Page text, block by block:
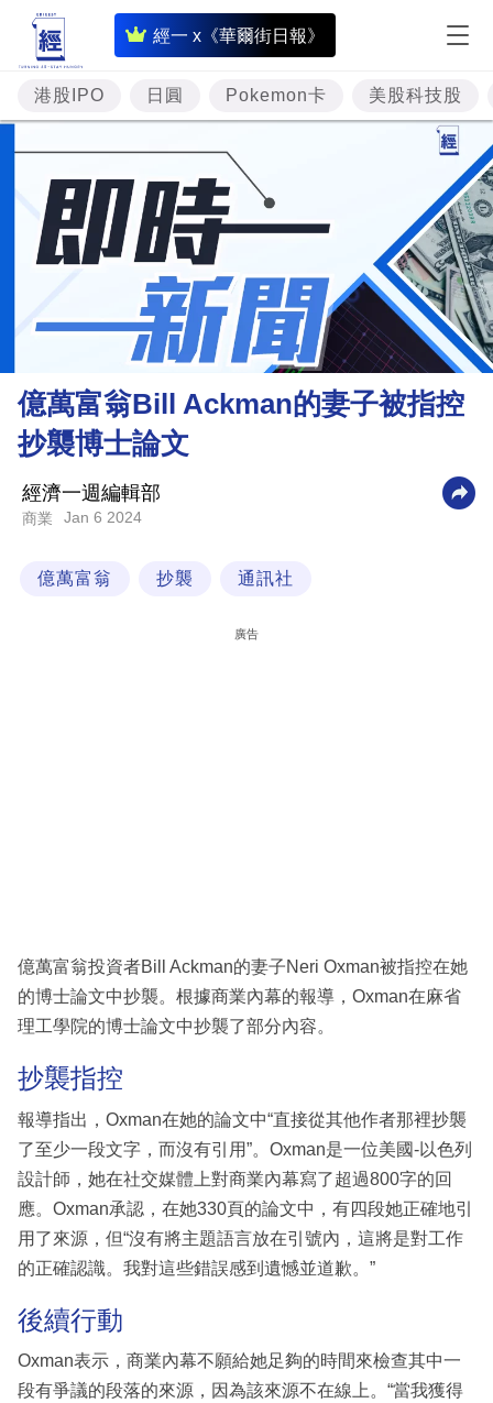
經一 x《華爾街日報》
即
時
財
經
專
題
投
資
樓
市
財
商
業
科
區
港股IPO 日圓 Pokemon卡 美股科技股
億萬富翁Bill Ackman的妻子被指控
抄襲博士論文
經濟一週編輯部
商業 Jan 6 2024
億萬富翁 抄襲 通訊社
廣告
億萬富翁投資者Bill Ackman的妻子Neri Oxman被指控在她
的博士論文中抄襲。根據商業內幕的報導，Oxman在麻省
理工學院的博士論文中抄襲了部分內容。
抄襲指控
報導指出，Oxman在她的論文中“直接從其他作者那裡抄襲
了至少一段文字，而沒有引用”。Oxman是一位美國-以色列
設計師，她在社交媒體上對商業內幕寫了超過800字的回
應。Oxman承認，在她330頁的論文中，有四段她正確地引
用了來源，但“沒有將主題語言放在引號內，這將是對工作
的正確認識。我對這些錯誤感到遺憾並道歉。”
後續行動
Oxman表示，商業內幕不願給她足夠的時間來檢查其中一
段有爭議的段落的來源，因為該來源不在線上。“當我獲得